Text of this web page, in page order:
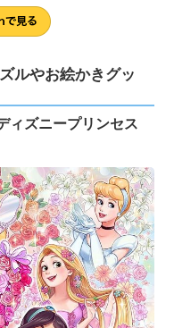
ルやお絵かきグッ
ィズニープリンセス